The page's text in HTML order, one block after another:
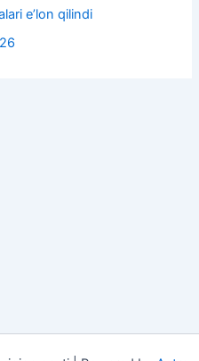
e’lon qilindi